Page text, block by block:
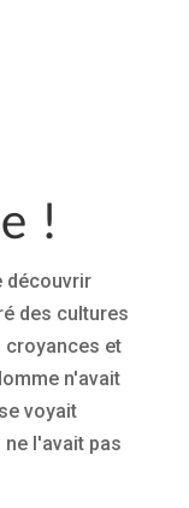
!
découvrir
des cultures
croyances et
n'avait
voyait
l'avait pas